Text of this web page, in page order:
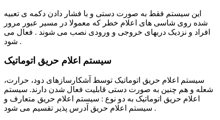
این سیستم فقط به صورت دستی و با فشار دادن دکمه ی تعبیه
شده روی شاسی های اعلام خطر که معمولا در مسیر عبور مرور
افراد و نزدیک دربهای خروجی و ورودی نصب می شوند . فعال می
شود .
سیستم اعلام حریق اتوماتیک
سیستم اعلام حریق اتوماتیک توسط آشکارسازهای دود، حرارت،
شعله و هم چنین به صورت دستی قابلیت فعال شدن دارند. سیستم
اعلام حریق اتوماتیک به دو نوع : سیستم اعلام حریق متعارف و
سیستم اعلام حریق آدرس پذیر تقسیم می شود .